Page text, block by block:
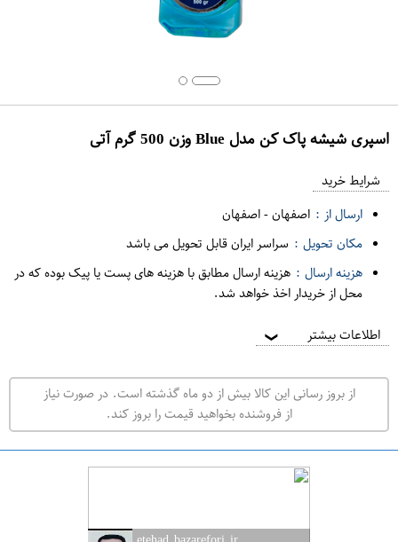
اسپری شیشه پاک کن مدل Blue وزن 500 گرم آتی
ر
ت
ه
ر
ا
شرایط خرید
ارسال از : اصفهان-اصفهان
مکان تحویل : سراسر ایران قابل تحویل می باشد
هزینه ارسال : هزینه ارسال مطابق با هزینه های پست یا پیک بوده که در
محل از خریدار اخذ خواهد شد.
اطلاعات بیشتر ❯
از بروز رسانی این کالا بیش از دو ماه گذشته است. در صورت نیاز
از فروشنده بخواهید قیمت را بروز کند.